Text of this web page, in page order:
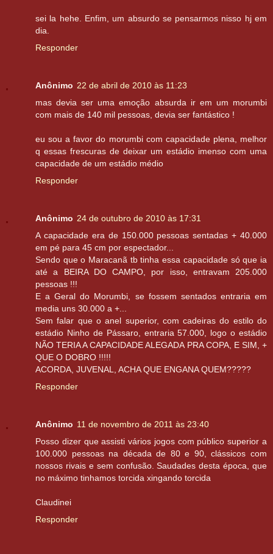
sei la hehe. Enfim, um absurdo se pensarmos nisso hj em
dia.
Responder
Anônimo 22 de abril de 2010 às 11:23
mas devia ser uma emoção absurda ir em um morumbi
com mais de 140 mil pessoas, devia ser fantástico !
eu sou a favor do morumbi com capacidade plena, melhor
q essas frescuras de deixar um estádio imenso com uma
capacidade de um estádio médio
Responder
Anônimo 24 de outubro de 2010 às 17:31
A capacidade era de 150.000 pessoas sentadas + 40.000
em pé para 45 cm por espectador...
Sendo que o Maracanã tb tinha essa capacidade só que ia
até a BEIRA DO CAMPO, por isso, entravam 205.000
pessoas !!!
E a Geral do Morumbi, se fossem sentados entraria em
media uns 30.000 a +...
Sem falar que o anel superior, com cadeiras do estilo do
estádio Ninho de Pássaro, entraria 57.000, logo o estádio
NÃO TERIA A CAPACIDADE ALEGADA PRA COPA, E SIM, +
QUE O DOBRO !!!!!
ACORDA, JUVENAL, ACHA QUE ENGANA QUEM?????
Responder
Anônimo 11 de novembro de 2011 às 23:40
Posso dizer que assisti vários jogos com público superior a
100.000 pessoas na década de 80 e 90, clássicos com
nossos rivais e sem confusão. Saudades desta época, que
no máximo tinhamos torcida xingando torcida
Claudinei
Responder